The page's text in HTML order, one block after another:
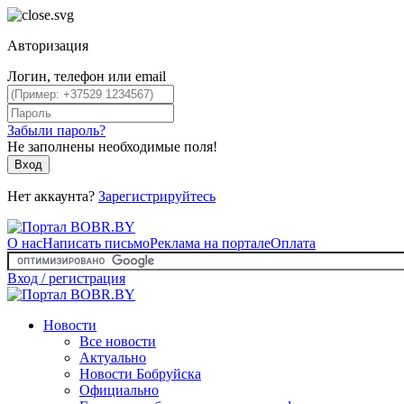
Авторизация
Логин, телефон или email
Забыли пароль?
Не заполнены необходимые поля!
Вход
Нет аккаунта? Зарегистрируйтесь
О насНаписать письмоРеклама на порталеОплата
Вход / регистрация
Новости
Все новости
Актуально
Новости Бобруйска
Официально